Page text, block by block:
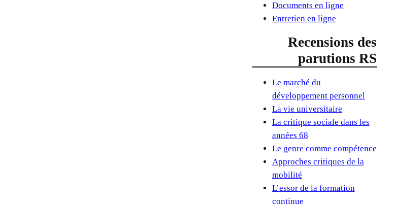
Documents en ligne
Entretien en ligne
Recensions des
parutions RS
Le marché du
développement personnel
La vie universitaire
La critique sociale dans les
années 68
Le genre comme compétence
Approches critiques de la
mobilité
L’essor de la formation
continue